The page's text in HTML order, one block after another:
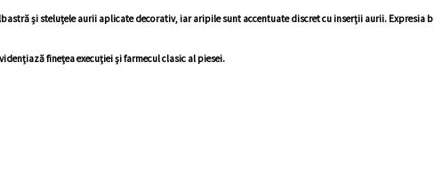
și steluțele aurii aplicate decorativ, iar aripile sunt accentuate discret cu inserții aurii. Expresia
finețea execuției și farmecul clasic al piesei.